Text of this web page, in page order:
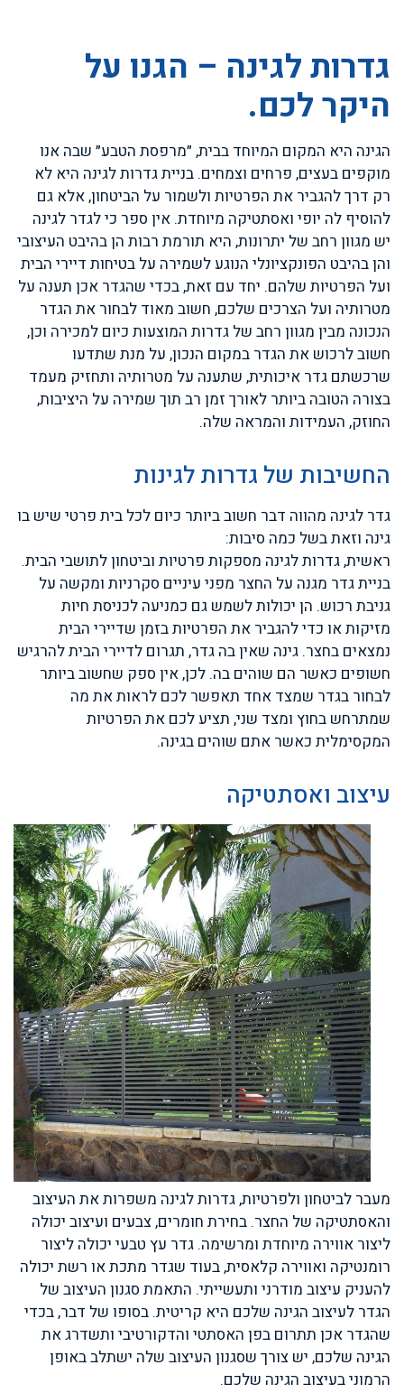
גדרות לגינה – הגנו על
היקר לכם.
הגינה היא המקום המיוחד בבית, ״מרפסת הטבע״ שבה אנו
מוקפים בעצים, פרחים וצמחים. בניית גדרות לגינה היא לא
רק דרך להגביר את הפרטיות ולשמור על הביטחון, אלא גם
להוסיף לה יופי ואסתטיקה מיוחדת. אין ספר כי לגדר לגינה
יש מגוון רחב של יתרונות, היא תורמת רבות הן בהיבט העיצובי
והן בהיבט הפונקציונלי הנוגע לשמירה על בטיחות דיירי הבית
ועל הפרטיות שלהם. יחד עם זאת, בכדי שהגדר אכן תענה על
מטרותיה ועל הצרכים שלכם, חשוב מאוד לבחור את הגדר
הנכונה מבין מגוון רחב של גדרות המוצעות כיום למכירה וכן,
חשוב לרכוש את הגדר במקום הנכון, על מנת שתדעו
שרכשתם גדר איכותית, שתענה על מטרותיה ותחזיק מעמד
בצורה הטובה ביותר לאורך זמן רב תוך שמירה על היציבות,
החוזק, העמידות והמראה שלה.
החשיבות של גדרות לגינות
גדר לגינה מהווה דבר חשוב ביותר כיום לכל בית פרטי שיש בו
גינה וזאת בשל כמה סיבות:
ראשית, גדרות לגינה מספקות פרטיות וביטחון לתושבי הבית.
בניית גדר מגנה על החצר מפני עיניים סקרניות ומקשה על
גניבת רכוש. הן יכולות לשמש גם כמניעה לכניסת חיות
מזיקות או כדי להגביר את הפרטיות בזמן שדיירי הבית
נמצאים בחצר. גינה שאין בה גדר, תגרום לדיירי הבית להרגיש
חשופים כאשר הם שוהים בה. לכן, אין ספק שחשוב ביותר
לבחור בגדר שמצד אחד תאפשר לכם לראות את מה
שמתרחש בחוץ ומצד שני, תציע לכם את הפרטיות
המקסימלית כאשר אתם שוהים בגינה.
עיצוב ואסתטיקה
מעבר לביטחון ולפרטיות, גדרות לגינה משפרות את העיצוב
והאסתטיקה של החצר. בחירת חומרים, צבעים ועיצוב יכולה
ליצור אווירה מיוחדת ומרשימה. גדר עץ טבעי יכולה ליצור
רומנטיקה ואווירה קלאסית, בעוד שגדר מתכת או רשת יכולה
להעניק עיצוב מודרני ותעשייתי. התאמת סגנון העיצוב של
הגדר לעיצוב הגינה שלכם היא קריטית. בסופו של דבר, בכדי
שהגדר אכן תתרום בפן האסתטי והדקורטיבי ותשדרג את
הגינה שלכם, יש צורך שסגנון העיצוב שלה ישתלב באופן
הרמוני בעיצוב הגינה שלכם.